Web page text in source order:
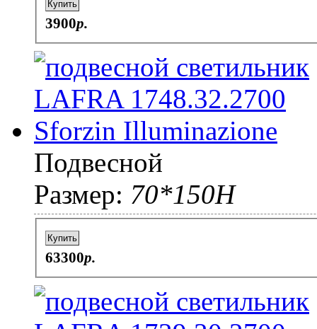
Купить
3900p.
Подвесной
Размер: 70*150H
Купить
63300p.